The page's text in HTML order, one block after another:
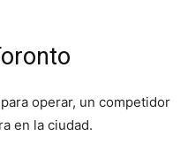
operar, un competidor
en la ciudad.